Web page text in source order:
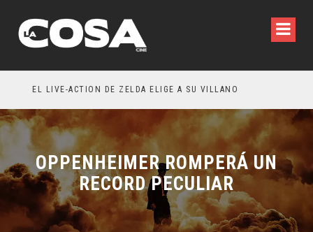
EL LIVE-ACTION DE ZELDA ELIGE A SU VILLANO
OPPENHEIMER ROMPERÁ UN
RECORD PECULIAR